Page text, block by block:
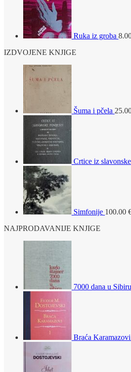
Ruka iz groba
IZDVOJENE KNJIGE
Šuma i pčela
Crtice iz
Simfonije 100.00
NAJPRODAVANIJE KNJIGE
7000 dana u Sibiru
Braća Karamazovi